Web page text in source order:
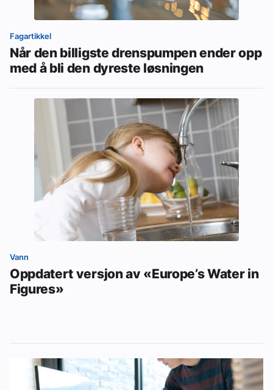
Fagartikkel
Når den billigste drenspumpen ender opp
med å bli den dyreste løsningen
Vann
Oppdatert versjon av «Europe’s Water in
Figures»